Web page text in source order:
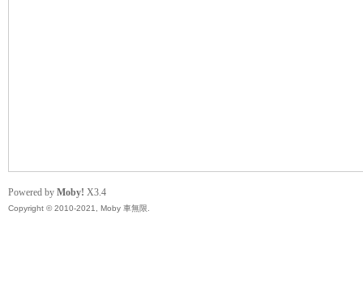
Powered by Moby! X3.4
Copyright © 2010-2021, Moby 車無限.